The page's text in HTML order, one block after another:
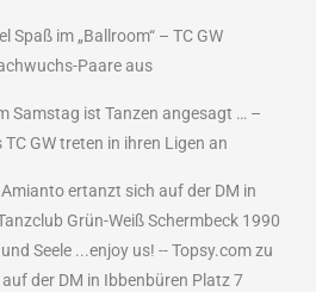
Spaß im „Ballroom“ – TC GW
Paare aus
Samstag ist Tanzen angesagt … –
GW treten in ihren Ligen an
ertanzt sich auf der DM in
Grün-Weiß Schermbeck 1990
Seele ...enjoy us! -- Topsy.comzu
der DM in Ibbenbüren Platz 7